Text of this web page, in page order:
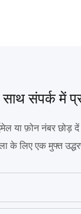
साथ संपर्क में
या फ़ोन नंबर छोड़
के लिए एक मुफ्त